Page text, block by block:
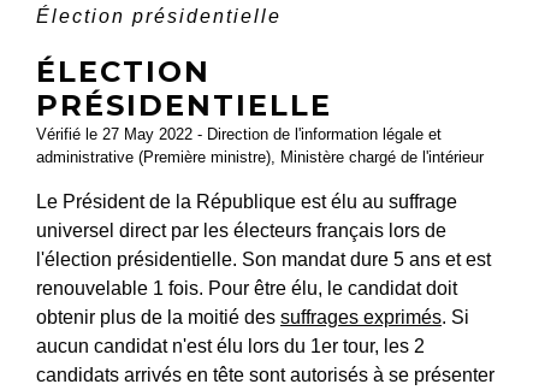
Élection présidentielle
ÉLECTION
PRÉSIDENTIELLE
Vérifié le 27 May 2022 - Direction de l'information légale et
administrative (Première ministre), Ministère chargé de l'intérieur
Le Président de la République est élu au suffrage
universel direct par les électeurs français lors de
l'élection présidentielle. Son mandat dure 5 ans et est
renouvelable 1 fois. Pour être élu, le candidat doit
obtenir plus de la moitié des suffrages exprimés. Si
aucun candidat n'est élu lors du 1er tour, les 2
candidats arrivés en tête sont autorisés à se présenter